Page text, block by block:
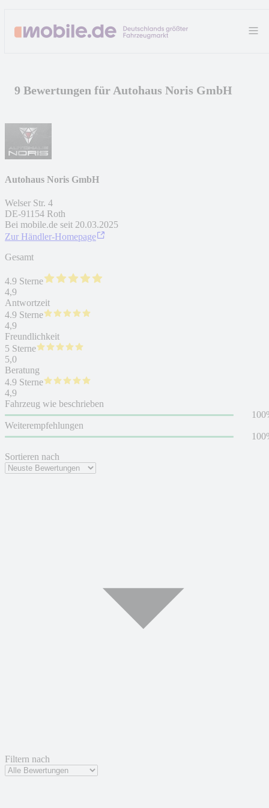
9 Bewertungen für Autohaus Noris GmbH
Sortieren nach
Filtern nach
Autohaus Noris GmbH
Welser Str. 4
DE-91154 Roth
Bei mobile.de seit 20.03.2025
Zur Händler-Homepage
Gesamt
4.9 Sterne
4,9
Antwortzeit
4.9 Sterne
4,9
Freundlichkeit
5 Sterne
5,0
Beratung
4.9 Sterne
4,9
Fahrzeug wie beschrieben
Weiterempfehlungen